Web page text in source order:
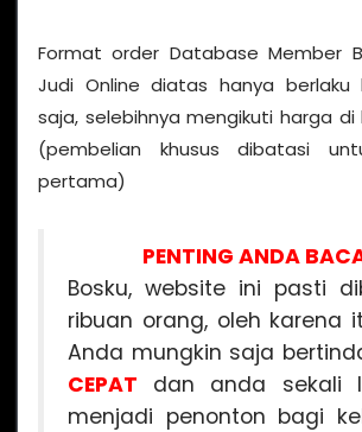
Format order Database Member
Judi Online diatas hanya berlaku
saja, selebihnya mengikuti harga
(pembelian khusus dibatasi
pertama)
PENTING ANDA
Bosku, website ini pasti
ribuan orang, oleh karena
Anda mungkin saja
CEPAT dan anda sekali
menjadi penonton bagi